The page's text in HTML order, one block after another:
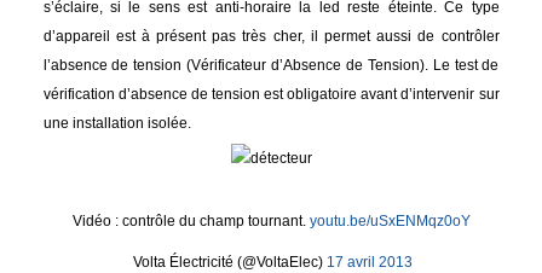
s’éclaire, si le sens est anti-horaire la led reste éteinte. Ce type
d’appareil est à présent pas très cher, il permet aussi de contrôler
l’absence de tension (Vérificateur d’Absence de Tension). Le test de
vérification d’absence de tension est obligatoire avant d’intervenir sur
une installation isolée.
Vidéo : contrôle du champ tournant. youtu.be/uSxENMqz0oY
 Volta Électricité (@VoltaElec) 17 avril 2013